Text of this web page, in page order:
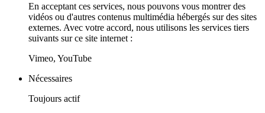
En acceptant ces services, nous pouvons vous montrer des
vidéos ou d'autres contenus multimédia hébergés sur des sites
externes. Avec votre accord, nous utilisons les services tiers
suivants sur ce site internet :
Vimeo, YouTube
Nécessaires
Toujours actif